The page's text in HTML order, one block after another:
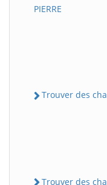
PIERRE
Trouver des
Trouver des